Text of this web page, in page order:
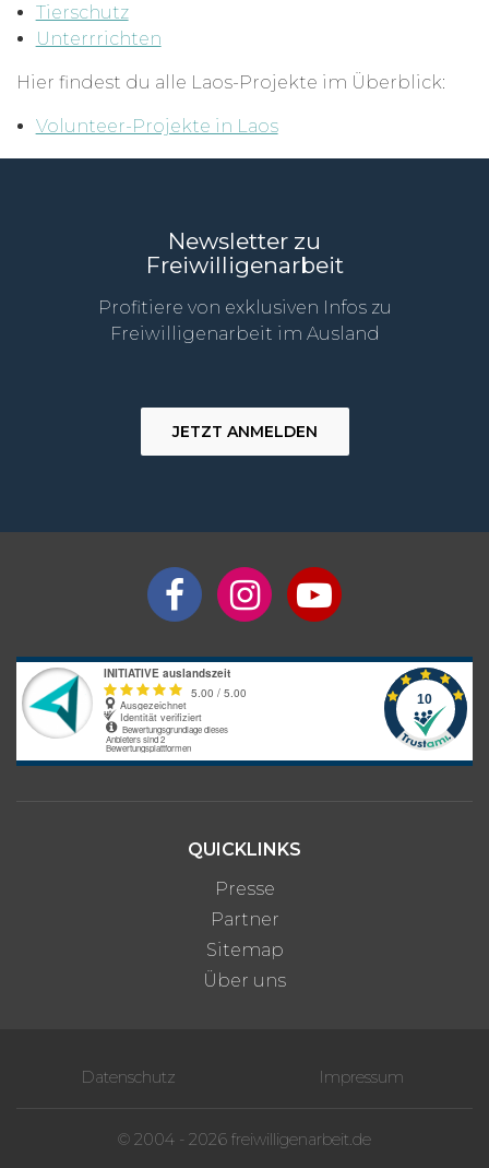
Tierschutz
Unterrrichten
Hier findest du alle Laos-Projekte im Überblick:
Volunteer-Projekte in Laos
Newsletter zu
Freiwilligenarbeit
Profitiere von exklusiven Infos zu
Freiwilligenarbeit im Ausland
JETZT ANMELDEN
QUICKLINKS
Presse
Partner
Sitemap
Über uns
Datenschutz Impressum
© 2004 - 2026 freiwilligenarbeit.de